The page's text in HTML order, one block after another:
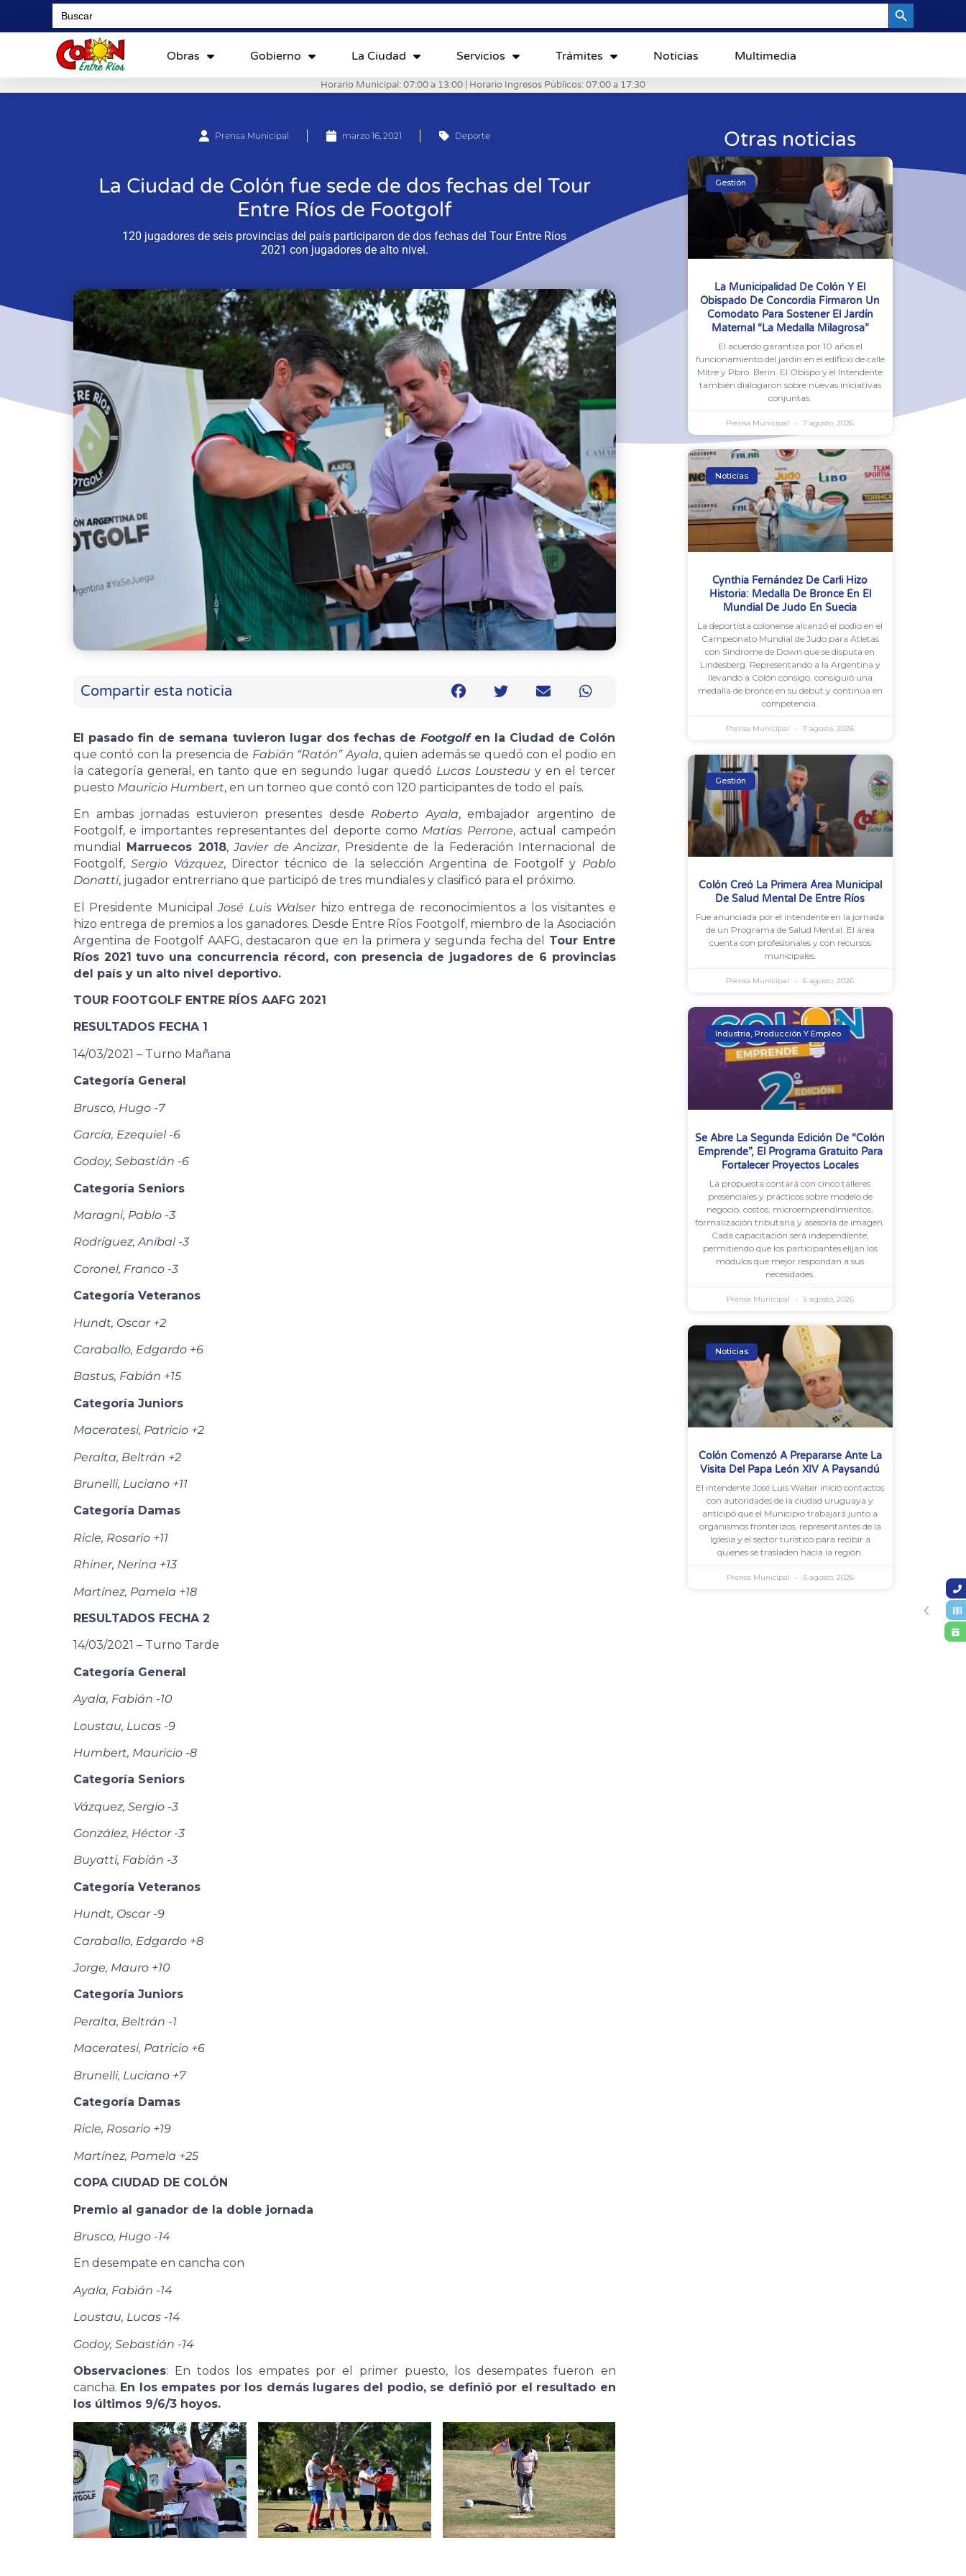
Search
for:
Obras Gobierno La Ciudad Servicios Trámites Noticias Multimedia
Horario Municipal: 07:00 a 13:00 | Horario Ingresos Públicos: 07:00 a 17:30
Prensa Municipal marzo 16, 2021 Deporte
La Ciudad de Colón fue sede de dos fechas del Tour
Entre Ríos de Footgolf
120 jugadores de seis provincias del país participaron de dos fechas del Tour Entre Ríos
2021 con jugadores de alto nivel.
Compartir esta noticia
El pasado fin de semana tuvieron lugar dos fechas de Footgolfen la Ciudad de Colón
que contó con la presencia de Fabián “Ratón” Ayala, quien además se quedó con el podio en
la categoría general, en tanto que en segundo lugar quedó Lucas Lousteau y en el tercer
puesto Mauricio Humbert, en un torneo que contó con 120 participantes de todo el país.
En ambas jornadas estuvieron presentes desde Roberto Ayala, embajador argentino de
Footgolf, e importantes representantes del deporte como Matías Perrone, actual campeón
mundial
Marruecos 2018,Javier de Ancizar, Presidente de la Federación Internacional de
Footgolf,Sergio Vázquez, Director técnico de la selección Argentina de Footgolf y Pablo
Donatti, jugador entrerriano que participó de tres mundiales y clasificó para el próximo.
El Presidente MunicipalJosé Luis Walserhizo entrega de reconocimientos a los visitantes e
hizo entrega de premios a los ganadores. Desde Entre Ríos Footgolf, miembro de la Asociación
Argentina de Footgolf AAFG, destacaron que en la primera y segunda fecha del Tour Entre
Ríos 2021 tuvo una concurrencia récord, con presencia de jugadores de 6 provincias
del país y un alto nivel deportivo.
TOUR FOOTGOLF ENTRE RÍOS AAFG 2021
RESULTADOS FECHA 1
14/03/2021 – Turno Mañana
Categoría General
Brusco, Hugo -7
García, Ezequiel -6
Godoy, Sebastián -6
Categoría Seniors
Maragni, Pablo -3
Rodríguez, Aníbal -3
Coronel, Franco -3
Categoría Veteranos
Hundt, Oscar +2
Caraballo, Edgardo +6
Bastus, Fabián +15
Categoría Juniors
Maceratesi, Patricio +2
Peralta, Beltrán +2
Brunelli, Luciano +11
Categoría Damas
Ricle, Rosario +11
Rhiner, Nerina +13
Martínez, Pamela +18
RESULTADOS FECHA 2
14/03/2021 – Turno Tarde
Categoría General
Ayala, Fabián -10
Loustau, Lucas -9
Humbert, Mauricio -8
Categoría Seniors
Vázquez, Sergio -3
González, Héctor -3
Buyatti, Fabián -3
Categoría Veteranos
Hundt, Oscar -9
Caraballo, Edgardo +8
Jorge, Mauro +10
Categoría Juniors
Peralta, Beltrán -1
Maceratesi, Patricio +6
Brunelli, Luciano +7
Categoría Damas
Ricle, Rosario +19
Martínez, Pamela +25
COPA CIUDAD DE COLÓN
Premio al ganador de la doble jornada
Brusco, Hugo -14
En desempate en cancha con
Ayala, Fabián -14
Loustau, Lucas -14
Godoy, Sebastián -14
Observaciones: En todos los empates por el primer puesto, los desempates fueron en
cancha. En los empates por los demás lugares del podio, se definió por el resultado en
los últimos 9/6/3 hoyos.
Otras noticias
Gestión
La Municipalidad De Colón Y El
Obispado De Concordia Firmaron Un
Comodato Para Sostener El Jardín
Maternal “La Medalla Milagrosa”
El acuerdo garantiza por 10 años el
funcionamiento del jardín en el edificio de calle
Mitre y Pbro. Berin. El Obispo y el Intendente
también dialogaron sobre nuevas iniciativas
conjuntas.
Prensa Municipal 7 agosto, 2026
Noticias
Cynthia Fernández De Carli Hizo
Historia: Medalla De Bronce En El
Mundial De Judo En Suecia
La deportista colonense alcanzó el podio en el
Campeonato Mundial de Judo para Atletas
con Síndrome de Down que se disputa en
Lindesberg. Representando a la Argentina y
llevando a Colón consigo, consiguió una
medalla de bronce en su debut y continúa en
competencia.
Prensa Municipal 7 agosto, 2026
Gestión
Colón Creó La Primera Área Municipal
De Salud Mental De Entre Ríos
Fue anunciada por el intendente en la jornada
de un Programa de Salud Mental. El área
cuenta con profesionales y con recursos
municipales.
Prensa Municipal 6 agosto, 2026
Industria, Producción Y Empleo
Se Abre La Segunda Edición De “Colón
Emprende”, El Programa Gratuito Para
Fortalecer Proyectos Locales
La propuesta contará con cinco talleres
presenciales y prácticos sobre modelo de
negocio, costos, microemprendimientos,
formalización tributaria y asesoría de imagen.
Cada capacitación será independiente,
permitiendo que los participantes elijan los
módulos que mejor respondan a sus
necesidades.
Prensa Municipal 5 agosto, 2026
Noticias
Colón Comenzó A Prepararse Ante La
Visita Del Papa León XIV A Paysandú
El intendente José Luis Walser inició contactos
con autoridades de la ciudad uruguaya y
anticipó que el Municipio trabajará junto a
organismos fronterizos, representantes de la
Iglesia y el sector turístico para recibir a
quienes se trasladen hacia la región.
Prensa Municipal 5 agosto, 2026